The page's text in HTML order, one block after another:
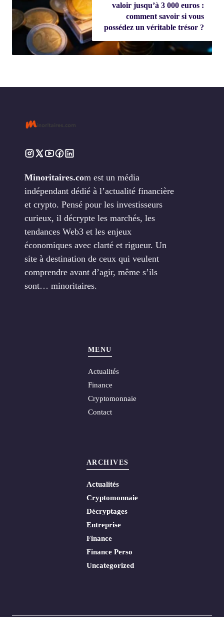
valoir jusqu’à 3 000 euros :
comment savoir si vous
possédez un véritable trésor ?
Minoritaires.com est un média
indépendant dédié à l’actualité financière
et crypto. Pensé pour les investisseurs
curieux, il décrypte les marchés, les
tendances Web3 et les enjeux
économiques avec clarté et rigueur. Un
site à destination de ceux qui veulent
comprendre avant d’agir, même s’ils
sont… minoritaires.
MENU
Actualités
Finance
Cryptomonnaie
Contact
ARCHIVES
Actualités
Cryptomonnaie
Décryptages
Entreprise
Finance
Finance Perso
Uncategorized